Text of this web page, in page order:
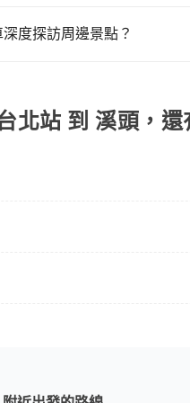
行的最佳選擇。
護及保養，以確保您的乘車
度探訪周邊景點？
文化。在探訪景點時，可
旅途中收集更多的故事和經
北站 到 溪頭，